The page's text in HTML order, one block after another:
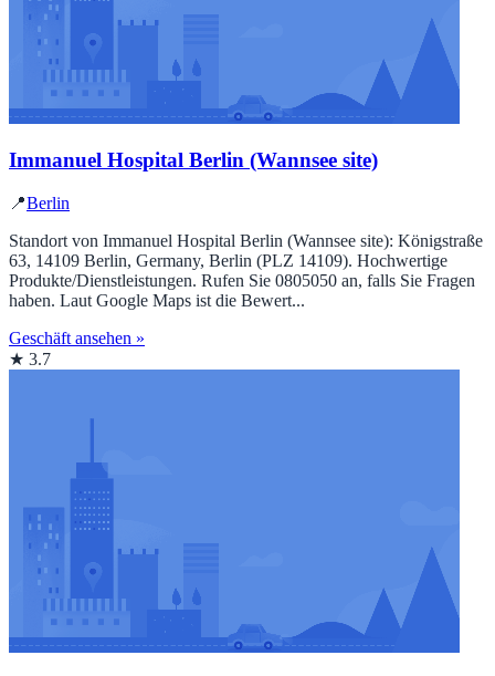
Immanuel Hospital Berlin (Wannsee site)
📍Berlin
Standort von Immanuel Hospital Berlin (Wannsee site): Königstraße
63, 14109 Berlin, Germany, Berlin (PLZ 14109). Hochwertige
Produkte/Dienstleistungen. Rufen Sie 0805050 an, falls Sie Fragen
haben. Laut Google Maps ist die Bewert...
Geschäft ansehen »
★ 3.7